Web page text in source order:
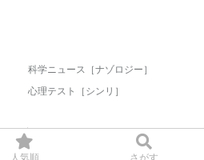
人気順 さがす
科学ニュース［ナゾロジー］
心理テスト［シンリ］